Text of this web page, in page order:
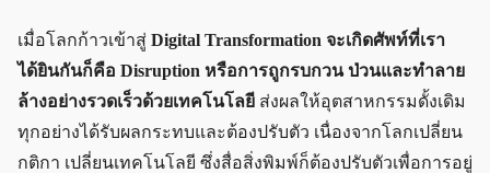
เมื่อโลกก้าวเข้าสู่ Digital Transformation จะเกิดศัพท์ที่เรา
ได้ยินกันก็คือ Disruption หรือการถูกรบกวน ป่วนและทำลาย
ล้างอย่างรวดเร็วด้วยเทคโนโลยี ส่งผลให้อุตสาหกรรมดั้งเดิม
ทุกอย่างได้รับผลกระทบและต้องปรับตัว เนื่องจากโลกเปลี่ยน
กติกา เปลี่ยนเทคโนโลยี ซึ่งสื่อสิ่งพิมพ์ก็ต้องปรับตัวเพื่อการอยู่